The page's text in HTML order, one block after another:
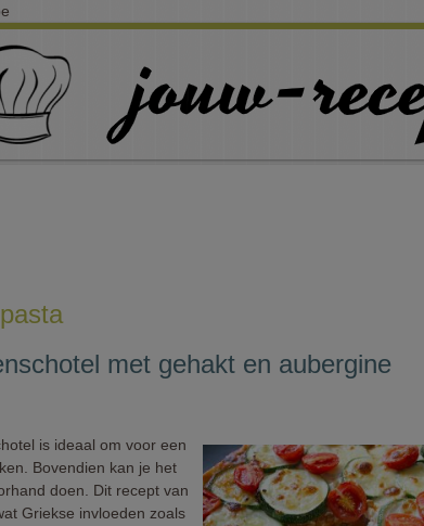
met gehakt en aubergine
is ideaal om voor een
Bovendien kan je het
doen. Dit recept van
Griekse invloeden zoals